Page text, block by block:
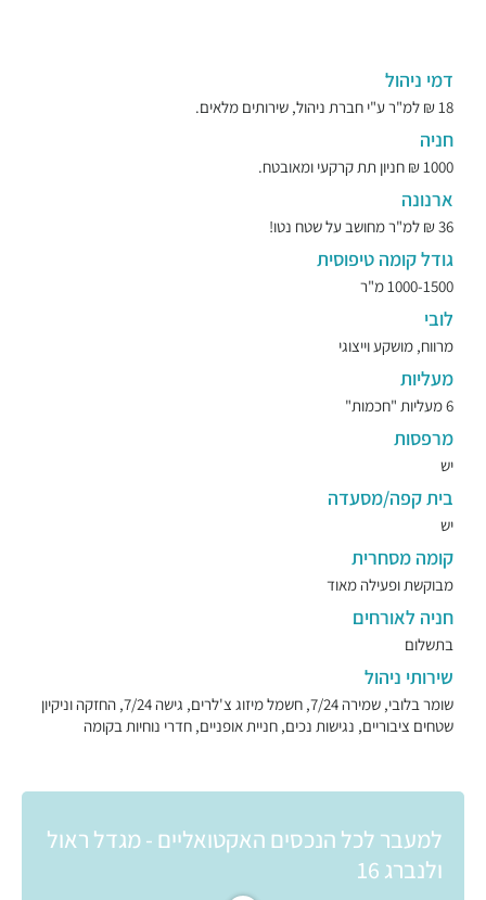
דמי ניהול
18 ₪ למ"ר ע"י חברת ניהול, שירותים מלאים.
חניה
1000 ₪ חניון תת קרקעי ומאובטח.
ארנונה
36 ₪ למ"ר מחושב על שטח נטו!
גודל קומה טיפוסית
1000-1500 מ"ר
לובי
מרווח, מושקע וייצוגי
מעליות
6 מעליות "חכמות"
מרפסות
יש
בית קפה/מסעדה
יש
קומה מסחרית
מבוקשת ופעילה מאוד
חניה לאורחים
בתשלום
שירותי ניהול
שומר בלובי, שמירה 7/24, חשמל מיזוג צ'לרים, גישה 7/24, החזקה וניקיון
שטחים ציבוריים, נגישות נכים, חניית אופניים, חדרי נוחיות בקומה
למעבר לכל הנכסים האקטואליים - מגדל ראול
ולנברג 16